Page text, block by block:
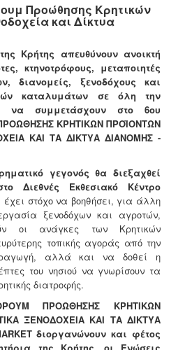
Προώθησης Κρητικών
και Δίκτυα
Κρήτης απευθύνουν ανοικτή
κτηνοτρόφους, μεταποιητές
διανομείς, ξενοδόχους και
καταλυμάτων σε όλη την
να συμμετάσχουν στο 6ου
ΚΡΗΤΙΚΩΝ ΠΡΟΪΟΝΤΩΝ
ΚΑΙ ΤΑ ΔΙΚΤΥΑ ΔΙΑΝΟΜΗΣ -
γεγονός θα διεξαχθεί
Διεθνές Εκθεσιακό Κέντρο
έχει στόχο να βοηθήσει, για άλλη
ξενοδόχων και αγροτών,
οι ανάγκες των Κρητικών
τοπικής αγοράς από την
αλλά και να δοθεί η
του νησιού να γνωρίσουν τα
διατροφής.
ΠΡΟΩΘΗΣΗΣ ΚΡΗΤΙΚΩΝ
ΞΕΝΟΔΟΧΕΙΑ ΚΑΙ ΤΑ ΔΙΚΤΥΑ
διοργανώνουν και φέτος